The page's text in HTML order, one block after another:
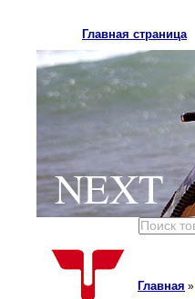
Главная страница
NEXT
Главная »